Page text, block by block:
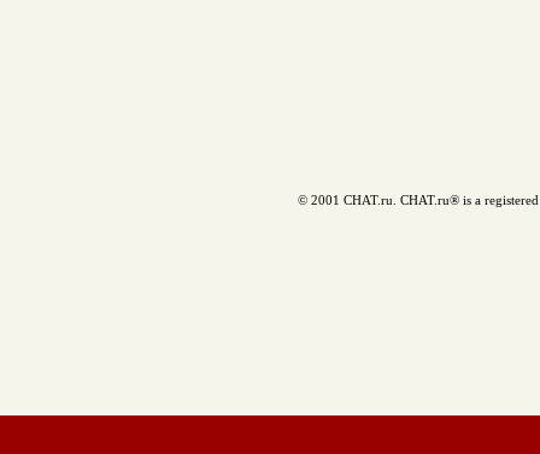
© 2001 CHAT.ru. CHAT.ru® is a